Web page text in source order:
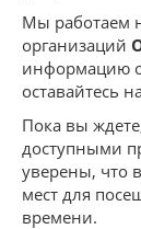
СТАТЬИ
УСЛУГИ
Мы работаем
организаций
информацию о
оставайтесь
Пока вы
доступными
уверены, что
мест для
времени.